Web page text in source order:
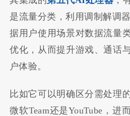
是流量分类，利用调制解调
据用户使用场景对数据流量
优化，从而提升游戏、通话
户体验。
比如它可以明确区分需处理
微软Team还是YouTube，进